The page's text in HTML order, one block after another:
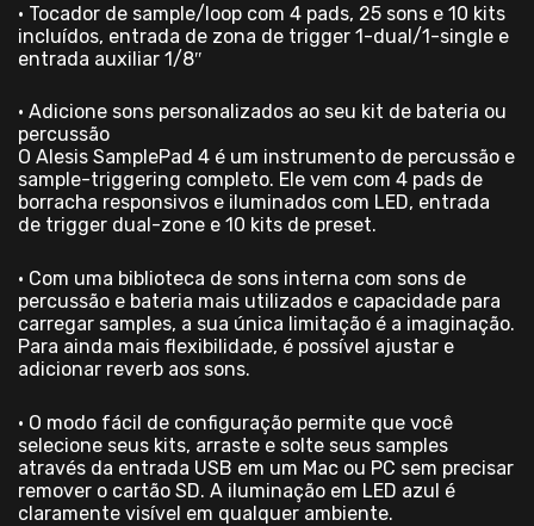
• Tocador de sample/loop com 4 pads, 25 sons e 10 kits
incluídos, entrada de zona de trigger 1-dual/1-single e
entrada auxiliar 1/8″
• Adicione sons personalizados ao seu kit de bateria ou
percussão
O Alesis SamplePad 4 é um instrumento de percussão e
sample-triggering completo. Ele vem com 4 pads de
borracha responsivos e iluminados com LED, entrada
de trigger dual-zone e 10 kits de preset.
• Com uma biblioteca de sons interna com sons de
percussão e bateria mais utilizados e capacidade para
carregar samples, a sua única limitação é a imaginação.
Para ainda mais flexibilidade, é possível ajustar e
adicionar reverb aos sons.
• O modo fácil de configuração permite que você
selecione seus kits, arraste e solte seus samples
através da entrada USB em um Mac ou PC sem precisar
remover o cartão SD. A iluminação em LED azul é
claramente visível em qualquer ambiente.